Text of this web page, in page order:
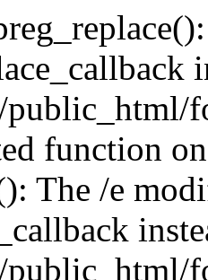
function
The /e